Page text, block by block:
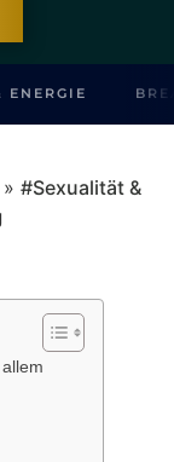
ENERGIE
» #Sexualität &